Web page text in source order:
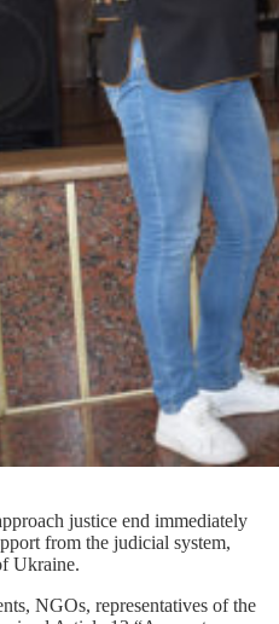
justice end immediately
from the judicial system,
Ukraine.
NGOs, representatives of the